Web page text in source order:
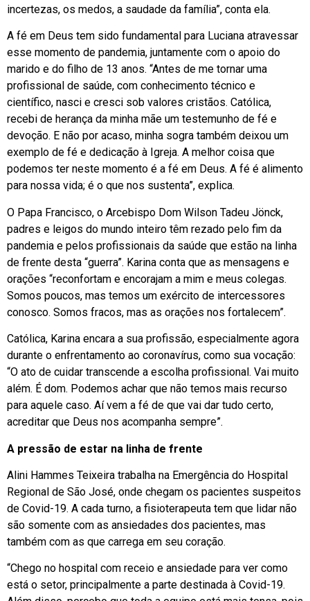
incertezas, os medos, a saudade da família”, conta ela.
A fé em Deus tem sido fundamental para Luciana atravessar
esse momento de pandemia, juntamente com o apoio do
marido e do filho de 13 anos. “Antes de me tornar uma
profissional de saúde, com conhecimento técnico e
científico, nasci e cresci sob valores cristãos. Católica,
recebi de herança da minha mãe um testemunho de fé e
devoção. E não por acaso, minha sogra também deixou um
exemplo de fé e dedicação à Igreja. A melhor coisa que
podemos ter neste momento é a fé em Deus. A fé é alimento
para nossa vida; é o que nos sustenta”, explica.
O Papa Francisco, o Arcebispo Dom Wilson Tadeu Jönck,
padres e leigos do mundo inteiro têm rezado pelo fim da
pandemia e pelos profissionais da saúde que estão na linha
de frente desta “guerra”. Karina conta que as mensagens e
orações “reconfortam e encorajam a mim e meus colegas.
Somos poucos, mas temos um exército de intercessores
conosco. Somos fracos, mas as orações nos fortalecem”.
Católica, Karina encara a sua profissão, especialmente agora
durante o enfrentamento ao coronavírus, como sua vocação:
“O ato de cuidar transcende a escolha profissional. Vai muito
além. É dom. Podemos achar que não temos mais recurso
para aquele caso. Aí vem a fé de que vai dar tudo certo,
acreditar que Deus nos acompanha sempre”.
A pressão de estar na linha de frente
Alini Hammes Teixeira trabalha na Emergência do Hospital
Regional de São José, onde chegam os pacientes suspeitos
de Covid-19. A cada turno, a fisioterapeuta tem que lidar não
são somente com as ansiedades dos pacientes, mas
também com as que carrega em seu coração.
“Chego no hospital com receio e ansiedade para ver como
está o setor, principalmente a parte destinada à Covid-19.